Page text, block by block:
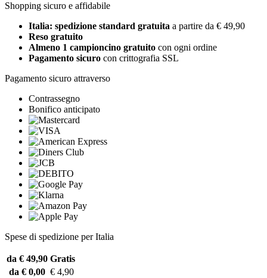
Shopping sicuro e affidabile
Italia: spedizione standard gratuita a partire da € 49,90
Reso gratuito
Almeno 1 campioncino gratuito con ogni ordine
Pagamento sicuro con crittografia SSL
Pagamento sicuro attraverso
Contrassegno
Bonifico anticipato
Spese di spedizione per Italia
da € 49,90 Gratis
da € 0,00 € 4,90